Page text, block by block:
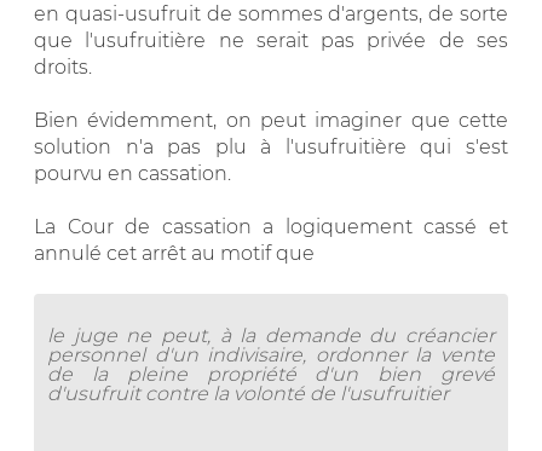
en quasi-usufruit de sommes d'argents, de sorte
que l'usufruitière ne serait pas privée de ses
droits.
Bien évidemment, on peut imaginer que cette
solution n'a pas plu à l'usufruitière qui s'est
pourvu en cassation.
La Cour de cassation a logiquement cassé et
annulé cet arrêt au motif que
le juge ne peut, à la demande du créancier
personnel d'un indivisaire, ordonner la vente
de la pleine propriété d'un bien grevé
d'usufruit contre la volonté de l'usufruitier